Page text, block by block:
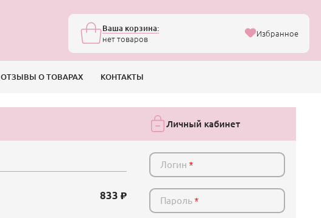
Ваша корзина:
нет товаров
Избранное
ОТЗЫВЫ О ТОВАРАХ КОНТАКТЫ
833
Личный кабинет
Логин*
Пароль*